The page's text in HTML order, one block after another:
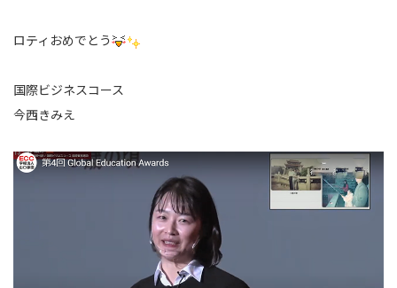
ロティおめでとう
国際ビジネスコース
今西きみえ